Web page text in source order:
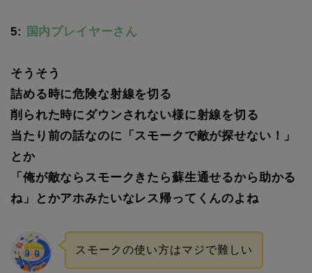
5: 国内プレイヤーさん
そうそう
詰める時に危険な射線を切る
削られた時にダウンされない様に射線を切る
当たり前の話なのに「スモークで敵が探せない！」
とか
「俺が敵ならスモークきたら蘇生通せるから助かる
ね」とかアホみたいなレス帰ってくんのよね
スモークの使い方はマジで難しい